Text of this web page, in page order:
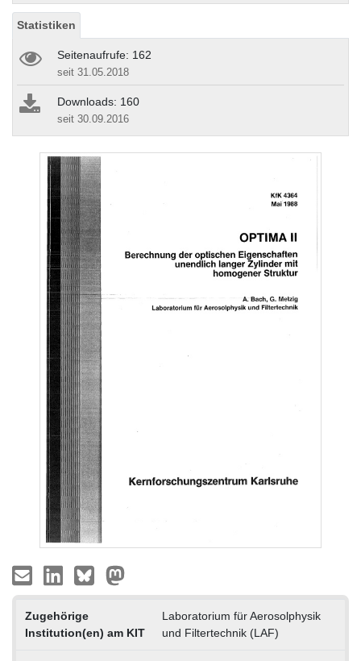
Statistiken
Seitenaufrufe: 162
seit 31.05.2018
Downloads: 160
seit 30.09.2016
Zugehörige
Institution(en) am KIT
Laboratorium für Aerosolphysik
und Filtertechnik (LAF)